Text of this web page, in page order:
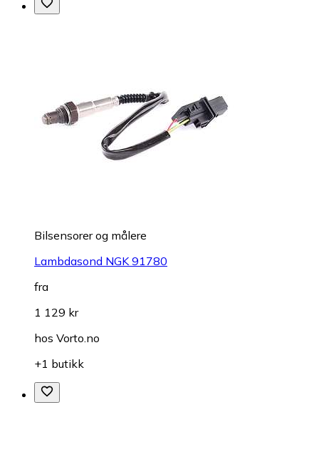
Bilsensorer og målere
Lambdasond NGK 91780
fra
1 129 kr
hos Vorto.no
+1 butikk